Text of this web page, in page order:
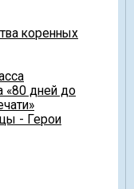
коренных
«80 дней до
- Герои